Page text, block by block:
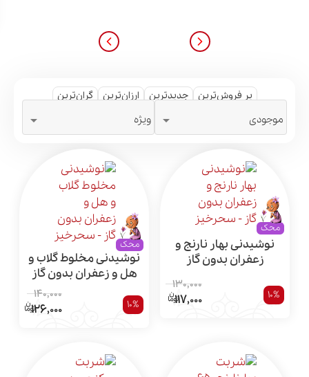
پر فروش‌ترین جدیدترین ارزان‌ترین گران‌ترین
موجودی  ویژه 
محک
نوشیدنی بهار نارنج و
زعفران بدون گاز
10%
130,000
117,000
محک
نوشیدنی مخلوط گلاب و
هل و زعفران بدون گاز
10%
140,000
126,000